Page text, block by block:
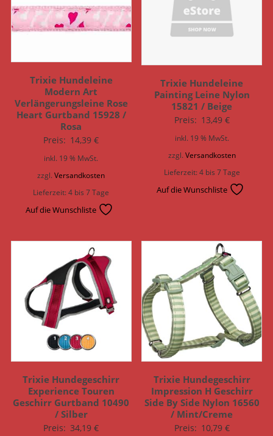
Trixie Hundeleine
Modern Art
Verlängerungsleine Rose
Heart Gurtband 15928 /
Rosa
Preis: 14,39€
inkl. 19 % MwSt.
zzgl.Versandkosten
Lieferzeit:4 bis 7 Tage
Auf die Wunschliste
Trixie Hundeleine
Painting Leine Nylon
15821 / Beige
Preis: 13,49 €
inkl. 19 % MwSt.
zzgl. Versandkosten
Lieferzeit:4 bis 7 Tage
Auf die Wunschliste
Trixie Hundegeschirr
Experience Touren
Geschirr Gurtband 10490
/ Silber
Preis: 34,19€
Trixie Hundegeschirr
Impression H Geschirr
Side By Side Nylon 16560
/ Mint/Creme
Preis: 10,79 €